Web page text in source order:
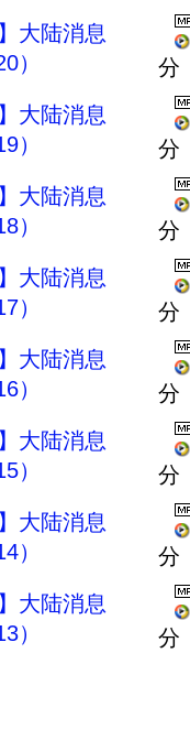
大陆消息
）
分
大陆消息
）
分
大陆消息
）
分
大陆消息
）
分
大陆消息
）
分
大陆消息
）
分
大陆消息
）
分
大陆消息
）
分